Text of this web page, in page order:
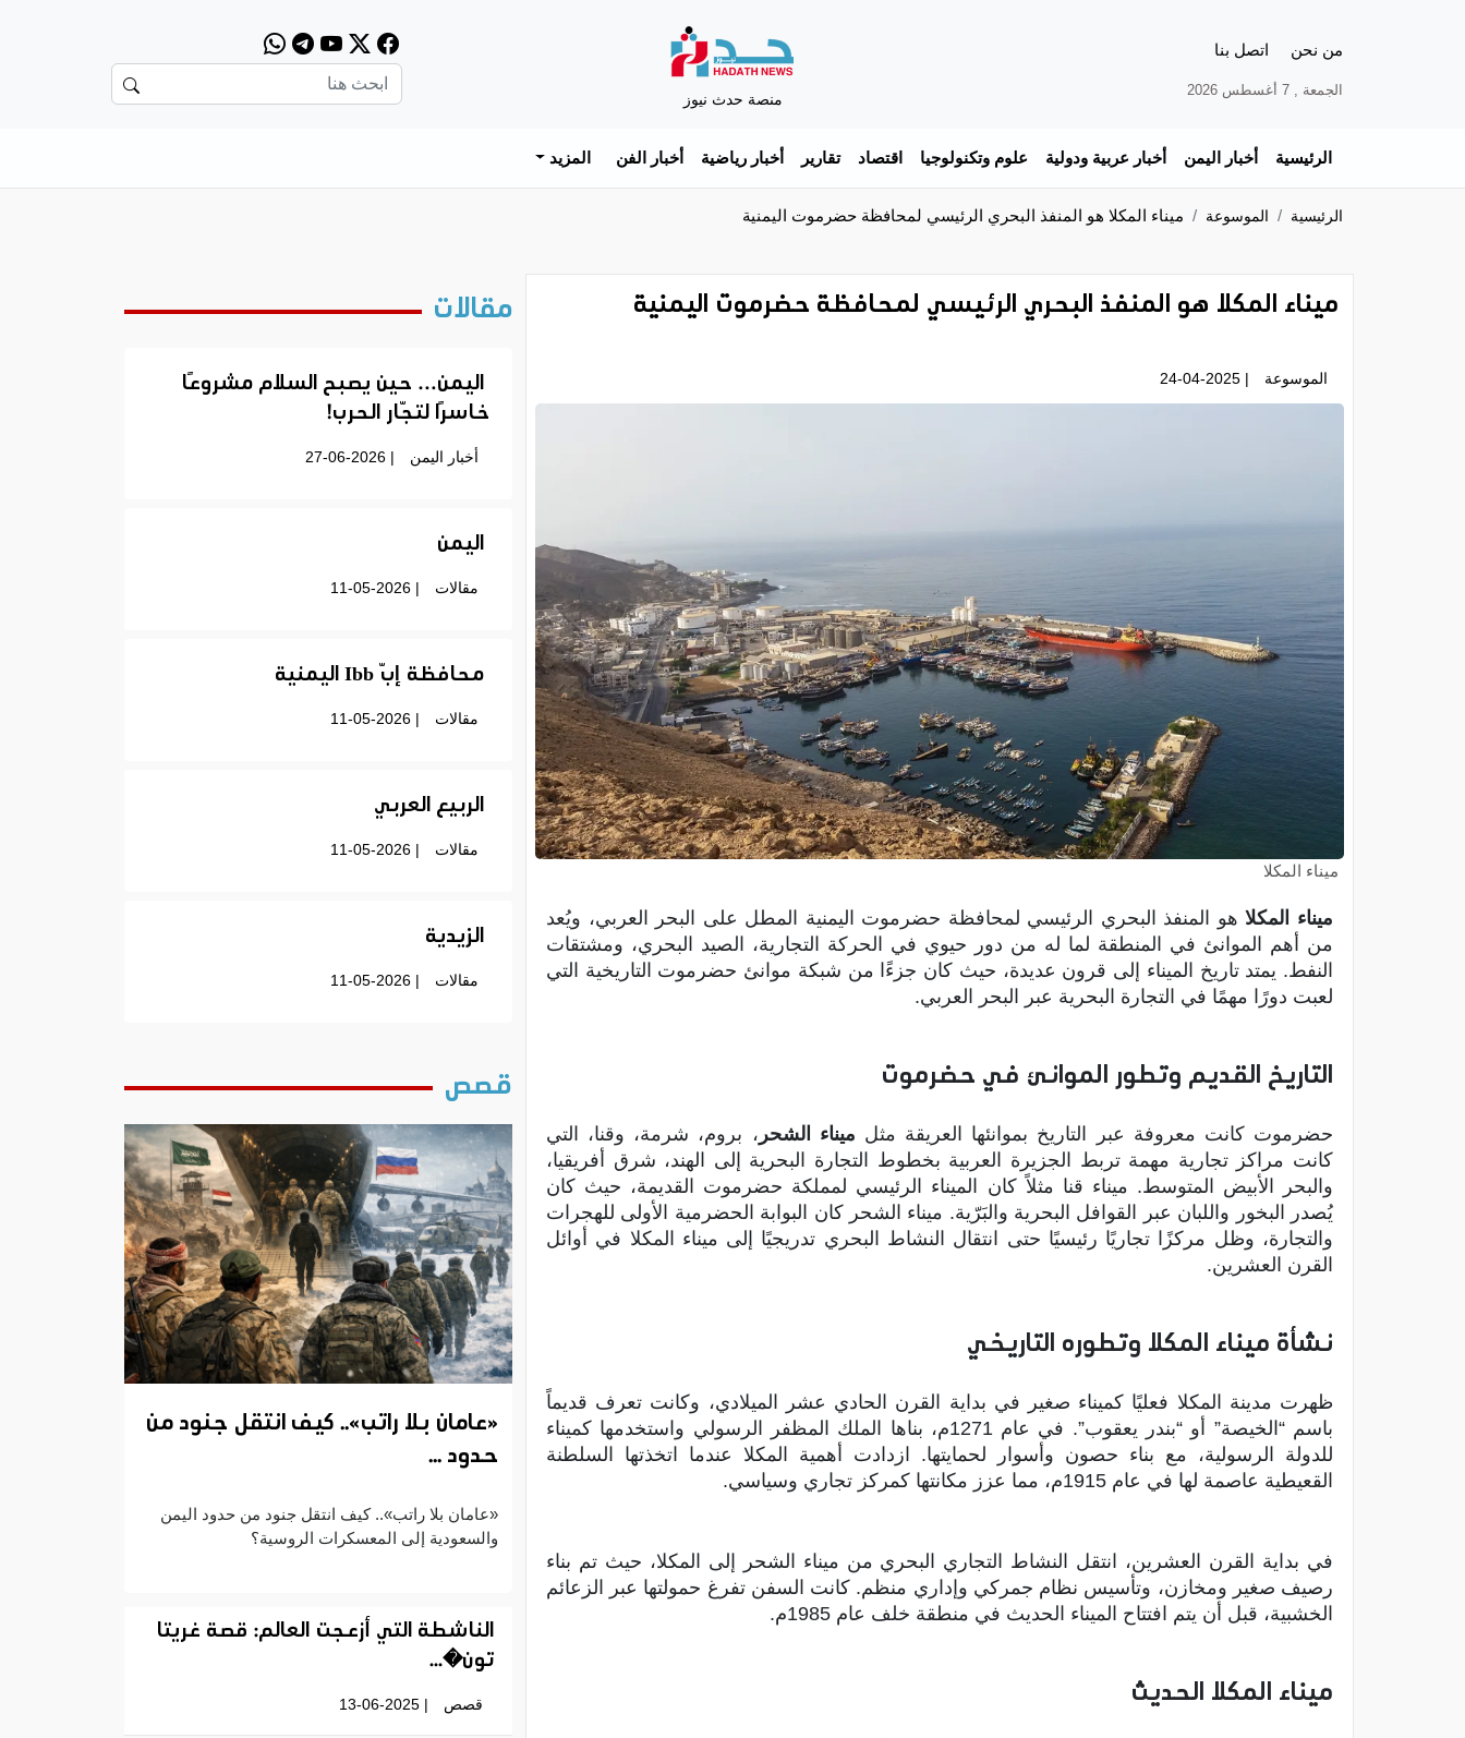
من نحن اتصل بنا
الجمعة , 7 أغسطس 2026
منصة حدث نيوز
الرئيسية أخبار اليمن أخبار عربية ودولية علوم وتكنولوجيا اقتصاد تقارير أخبار رياضية أخبار الفن المزيد
الرئيسية الموسوعة ميناء المكلا هو المنفذ البحري الرئيسي لمحافظة حضرموت اليمنية
ميناء المكلا هو المنفذ البحري الرئيسي لمحافظة حضرموت اليمنية
الموسوعة | 24-04-2025
ميناء المكلا
ميناء المكلاهو المنفذ البحري الرئيسي لمحافظة حضرموت اليمنية المطل على البحر العربي، ويُعد
من أهم الموانئ في المنطقة لما له من دور حيوي في الحركة التجارية، الصيد البحري، ومشتقات
النفط. يمتد تاريخ الميناء إلى قرون عديدة، حيث كان جزءًا من شبكة موانئ حضرموت التاريخية التي
لعبت دورًا مهمًا في التجارة البحرية عبر البحر العربي.
التاريخ القديم وتطور الموانئ في حضرموت
حضرموت كانت معروفة عبر التاريخ بموانئها العريقة مثل ميناء الشحر ، بروم، شرمة، وقنا، التي
كانت مراكز تجارية مهمة تربط الجزيرة العربية بخطوط التجارة البحرية إلى الهند، شرق أفريقيا،
والبحر الأبيض المتوسط. ميناء قنا مثلاً كان الميناء الرئيسي لمملكة حضرموت القديمة، حيث كان
يُصدر البخور واللبان عبر القوافل البحرية والبَرّية. ميناء الشحر كان البوابة الحضرمية الأولى للهجرات
والتجارة، وظل مركزًا تجاريًا رئيسيًا حتى انتقال النشاط البحري تدريجيًا إلى ميناء المكلا في أوائل
القرن العشرين.
نشأة ميناء المكلا وتطوره التاريخي
ظهرت مدينة المكلا فعليًا كميناء صغير في بداية القرن الحادي عشر الميلادي، وكانت تعرف قديماً
باسم “الخيصة” أو “بندر يعقوب”. في عام 1271م، بناها الملك المظفر الرسولي واستخدمها كميناء
للدولة الرسولية، مع بناء حصون وأسوار لحمايتها. ازدادت أهمية المكلا عندما اتخذتها السلطنة
القعيطية عاصمة لها في عام 1915م، مما عزز مكانتها كمركز تجاري وسياسي.
في بداية القرن العشرين، انتقل النشاط التجاري البحري من ميناء الشحر إلى المكلا، حيث تم بناء
رصيف صغير ومخازن، وتأسيس نظام جمركي وإداري منظم. كانت السفن تفرغ حمولتها عبر الزعائم
الخشبية، قبل أن يتم افتتاح الميناء الحديث في منطقة خلف عام 1985م.
ميناء المكلا الحديث
مقالات
اليمن… حين يصبح السلام مشروعًا
خاسرًا لتجّار الحرب!
أخبار اليمن | 27-06-2026
اليمن
مقالات | 11-05-2026
محافظة إبّ Ibb اليمنية
مقالات | 11-05-2026
الربيع العربي
مقالات | 11-05-2026
الزيدية
مقالات | 11-05-2026
قصص
«عامان بلا راتب».. كيف انتقل جنود من
حدود ...
«عامان بلا راتب».. كيف انتقل جنود من حدود اليمن
والسعودية إلى المعسكرات الروسية؟
الناشطة التي أزعجت العالم: قصة غريتا
تون�...
قصص | 13-06-2025